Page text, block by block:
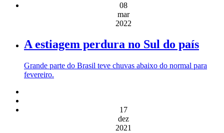
08
mar
2022
A estiagem perdura no Sul do país
Grande parte do Brasil teve chuvas abaixo do normal para
fevereiro.
17
dez
2021